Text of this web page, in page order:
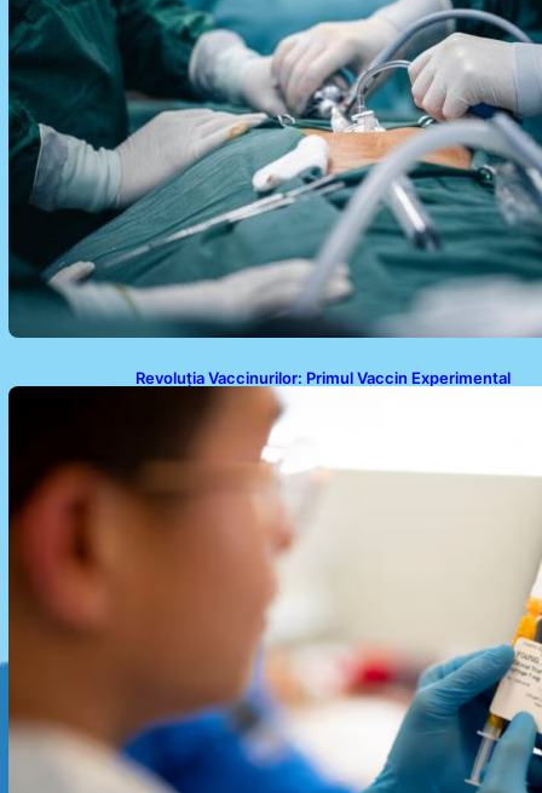
Revoluția Vaccinurilor: Primul Vaccin Experimental
Împotriva Cancerului de Colon în Studiu Uman